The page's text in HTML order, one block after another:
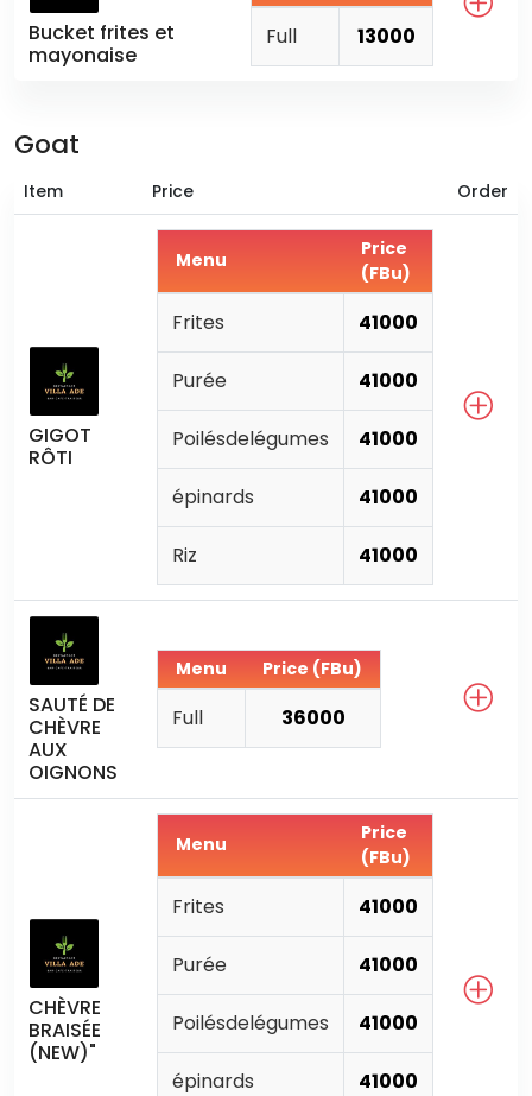
Bucket frites et
mayonaise
Full 13000
Goat
Item Price Order
GIGOT
RÔTI
Menu
Price
(FBu)
Frites 41000
Purée 41000
Poilésdelégumes 41000
épinards 41000
Riz 41000
SAUTÉ DE
CHÈVRE
AUX
OIGNONS
Menu Price (FBu)
Full 36000
CHÈVRE
BRAISÉE
(NEW)"
Menu
Price
(FBu)
Frites 41000
Purée 41000
Poilésdelégumes 41000
épinards 41000